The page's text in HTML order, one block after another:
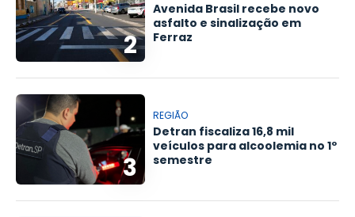
2
Avenida Brasil recebe novo
asfalto e sinalização em
Ferraz
3
REGIÃO
Detran fiscaliza 16,8 mil
veículos para alcoolemia no 1º
semestre